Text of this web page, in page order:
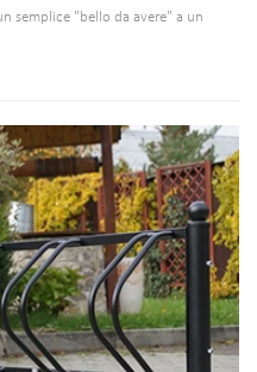
semplice "bello da avere" a un
commerciali di alta qualità offre
semplice deposito delle biciclette.
realizzazione di portabiciclette
per soddisfare le diverse
durata, funzionalità e fascino
clienti. Di seguito, analizziamo i 10
nostri portabiciclette commerciali,
intelligente per qualsiasi